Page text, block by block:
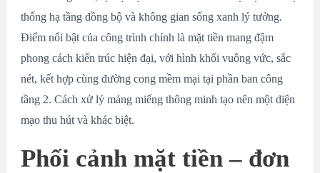
thống hạ tầng đồng bộ và không gian sống xanh lý tưởng.
Điểm nổi bật của công trình chính là mặt tiền mang đậm
phong cách kiến trúc hiện đại, với hình khối vuông vức, sắc
nét, kết hợp cùng đường cong mềm mại tại phần ban công
tầng 2. Cách xử lý mảng miếng thông minh tạo nên một diện
mạo thu hút và khác biệt.
Phối cảnh mặt tiền – đơn